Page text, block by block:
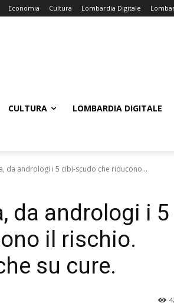
Economia Cultura Lombardia Digitale
CULTURA LOMBARDIA DIGITALE
da andrologi i 5 cibi-scudo che riducono...
da andrologi i 5
il rischio.
su cure.